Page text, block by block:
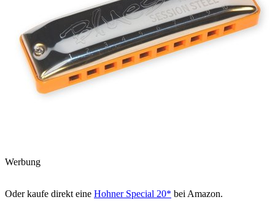
Werbung
Oder kaufe direkt eine Hohner Special 20* bei Amazon.